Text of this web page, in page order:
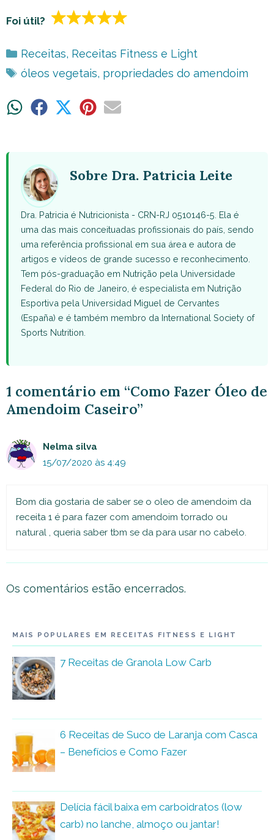
Foi útil?
Categorias
Receitas, Receitas Fitness e Light
Tags
óleos vegetais, propriedades do amendoim
ShareShare ShareShareShare
Sobre Dra. Patricia Leite
Dra. Patricia é Nutricionista - CRN-RJ 0510146-5. Ela é
uma das mais conceituadas profissionais do país, sendo
uma referência profissional em sua área e autora de
artigos e vídeos de grande sucesso e reconhecimento.
Tem pós-graduação em Nutrição pela Universidade
Federal do Rio de Janeiro, é especialista em Nutrição
Esportiva pela Universidad Miguel de Cervantes
(España) e é também membro da International Society of
Sports Nutrition.
1 comentário em “Como Fazer Óleo de
Amendoim Caseiro”
Nelma silva
15/07/2020 às 4:49
Bom dia gostaria de saber se o oleo de amendoim da
receita 1 é para fazer com amendoim torrado ou
natural , queria saber tbm se da para usar no cabelo.
Os comentários estão encerrados.
MAIS POPULARES EM RECEITAS FITNESS E LIGHT
7 Receitas de Granola Low Carb
6 Receitas de Suco de Laranja com Casca
– Benefícios e Como Fazer
Delícia fácil baixa em carboidratos (low
carb) no lanche, almoço ou jantar!